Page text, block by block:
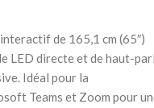
de 165,1 cm (65″)
LED directe et de haut-
Idéal pour la
Teams et Zoom pour